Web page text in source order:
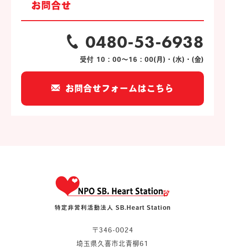
お問合せ
0480-53-6938
受付 10：00～16：00(月)・(水)・(金)
お問合せフォームはこちら
特定非営利活動法人 SB.Heart Station
〒346-0024
埼玉県久喜市北青柳61